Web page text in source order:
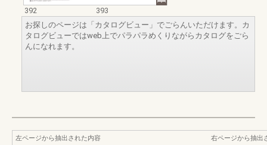
392
393
お探しのページは「カタログビュー」でごらんいただけます。カ
タログビューではweb上でパラパラめくりながらカタログをごら
んになれます。
左ページから抽出された内容
右ページから抽出